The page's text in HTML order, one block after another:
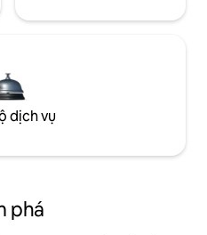
dịch vụ
phá